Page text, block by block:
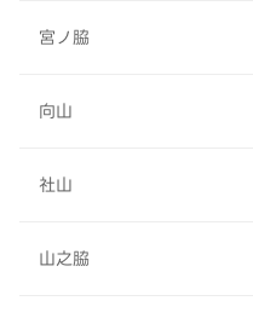
宮ノ脇
向山
社山
山之脇